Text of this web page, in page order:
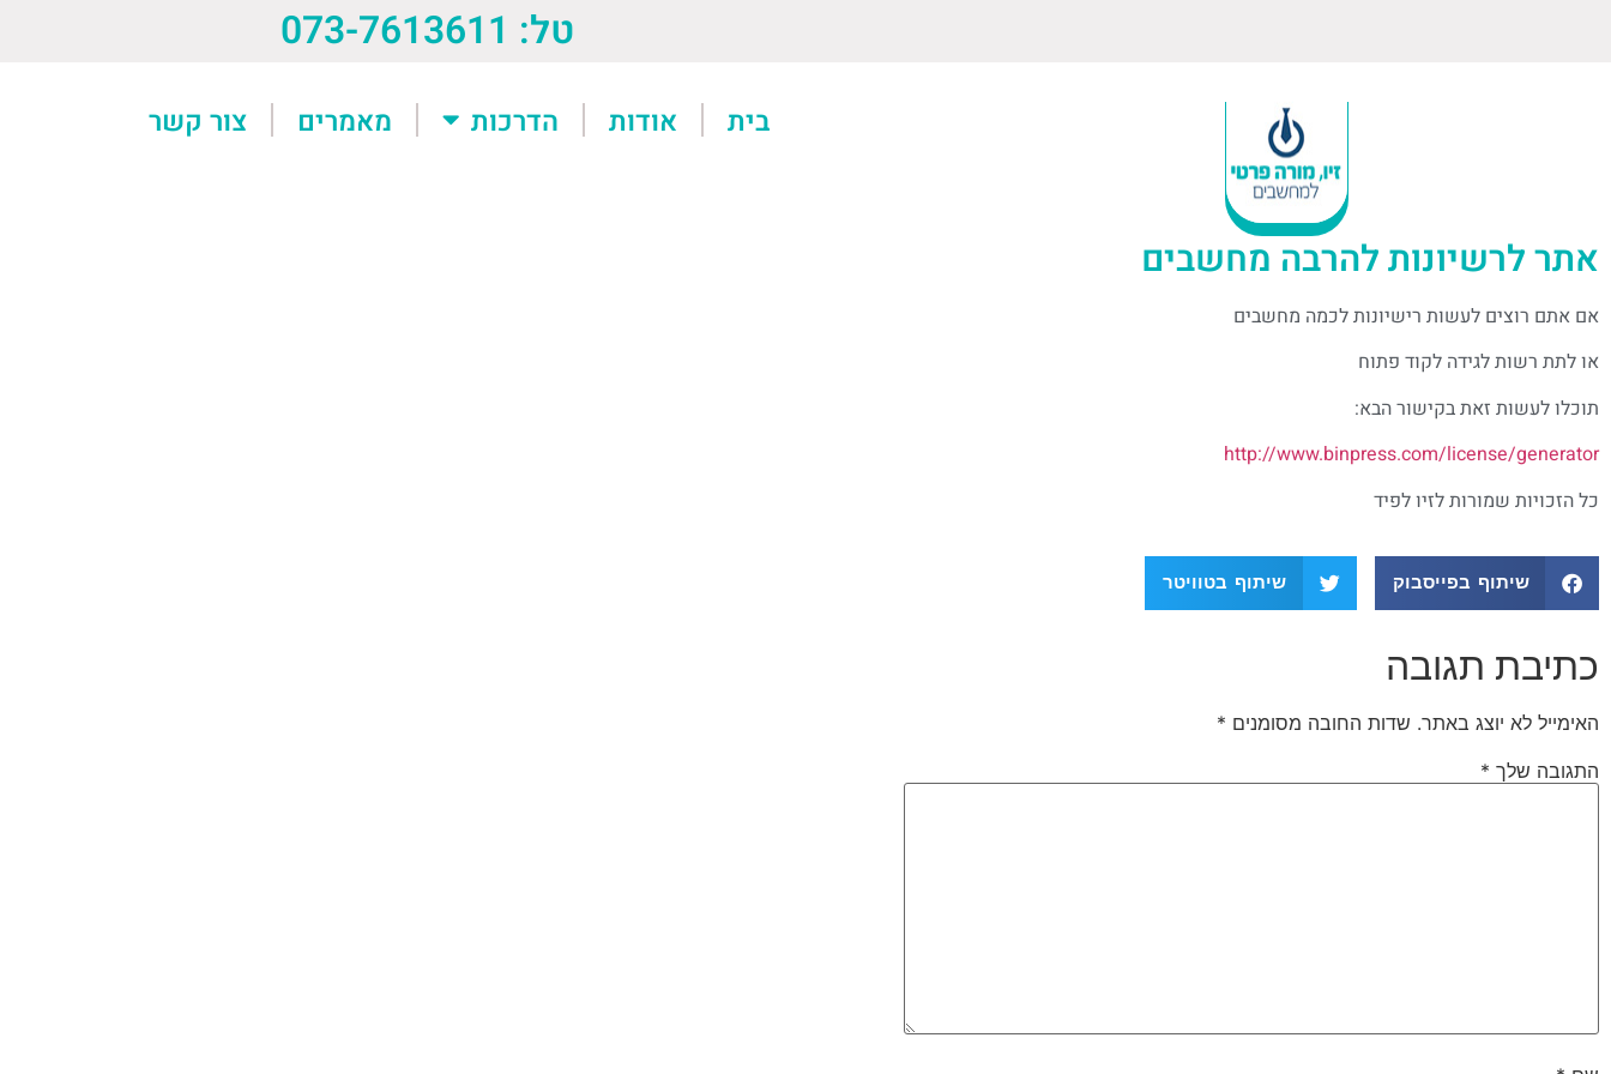
טל: 073-7613611
בית אודות הדרכות מאמרים צור קשר
אתר לרשיונות להרבה מחשבים
אם אתם רוצים לעשות רישיונות לכמה מחשבים
או לתת רשות לגידה לקוד פתוח
תוכלו לעשות זאת בקישור הבא:
http://www.binpress.com/license/generator
כל הזכויות שמורות לזיו לפיד
שיתוף בפייסבוק שיתוף בטוויטר
כתיבת תגובה
האימייל לא יוצג באתר. שדות החובה מסומנים *
התגובה שלך *